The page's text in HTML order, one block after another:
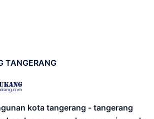
TANGERANG
kota tangerang - tangerang